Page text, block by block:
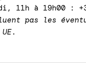
11h à 19h00 :
pas les
.